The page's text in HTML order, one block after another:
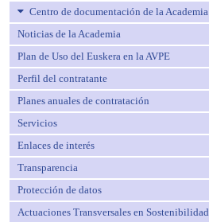
Centro de documentación de la Academia
Noticias de la Academia
Plan de Uso del Euskera en la AVPE
Perfil del contratante
Planes anuales de contratación
Servicios
Enlaces de interés
Transparencia
Protección de datos
Actuaciones Transversales en Sostenibilidad